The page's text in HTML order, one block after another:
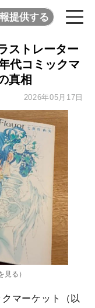
提供する
ストレーター
代コミックマ
真相
2026年05月17日
見る ）
マーケット（以